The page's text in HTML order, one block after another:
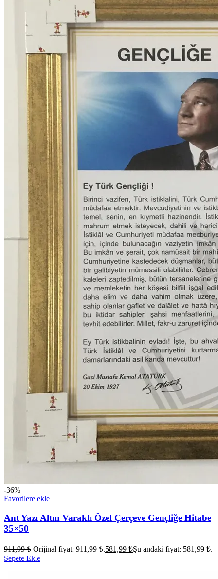
-36%
Favorilere ekle
Ant Yazı Altın Varaklı Özel Çerçeve Gençliğe Hitabe
35×50
911,99₺ Orijinal fiyat: 911,99 ₺.581,99 ₺Şu andaki fiyat: 581,99 ₺.
Sepete Ekle